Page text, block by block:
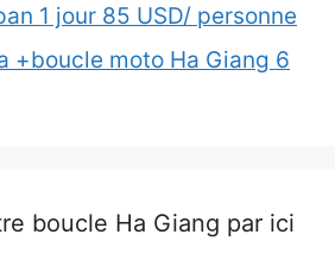
1 jour 85 USD/ personne
+boucle moto Ha Giang 6
boucle Ha Giang par ici